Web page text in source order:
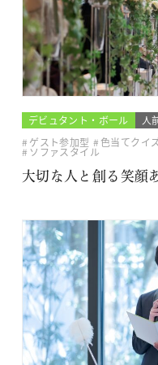
デビュタント・ボール 人
ゲスト参加型
色当てクイ
ソファスタイル
大切な人と創る笑顔